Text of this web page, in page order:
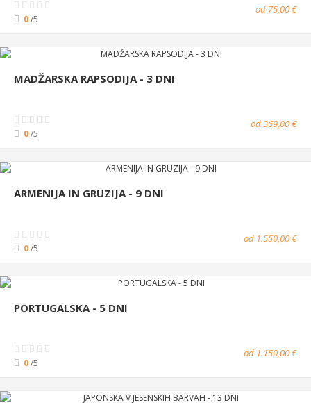
0/5
od 75,00 €
MADŽARSKA RAPSODIJA - 3 DNI
0/5
od 369,00 €
ARMENIJA IN GRUZIJA - 9 DNI
0/5
od 1.550,00 €
PORTUGALSKA - 5 DNI
0/5
od 1.150,00 €